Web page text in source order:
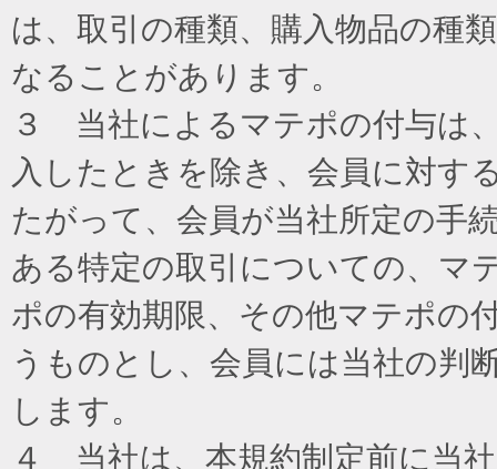
は、取引の種類、購入物品の種
なることがあります。
３ 当社によるマテポの付与は
入したときを除き、会員に対す
たがって、会員が当社所定の手
ある特定の取引についての、マ
ポの有効期限、その他マテポの
うものとし、会員には当社の判
します。
４ 当社は、本規約制定前に当